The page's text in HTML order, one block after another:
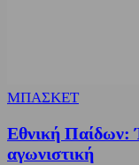
ΜΠΑΣΚΕΤ
Εθνική Παίδων:
αγωνιστική